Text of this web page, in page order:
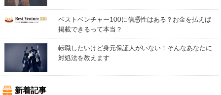
ベストベンチャー100に信憑性はある？お金を払えば
掲載できるって本当？
転職したいけど身元保証人がいない！そんなあなたに
対処法を教えます
新着記事